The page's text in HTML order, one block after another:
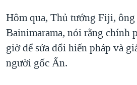
NGƯ DÂN VIỆT VÀ LÀN SÓNG
BÊN KIA QUỐC LỘ: TIẾNG VỌNG
QUAN HỆ VIỆT MỸ
Hôm qua, Thủ tướng Fiji,
Bainimarama, nói rằng chính
giờ để sửa đổi hiến pháp và
người gốc Ấn.